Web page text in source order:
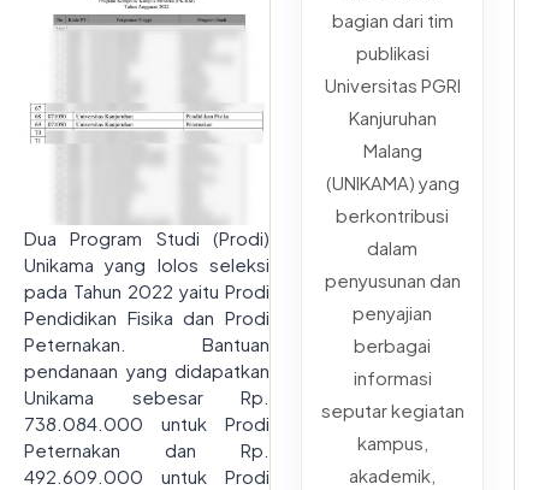
Dua Program Studi (Prodi)
Unikama yang lolos seleksi
pada Tahun 2022 yaitu Prodi
Pendidikan Fisika dan Prodi
Peternakan. Bantuan
pendanaan yang didapatkan
Unikama sebesar Rp.
738.084.000 untuk Prodi
Peternakan dan Rp.
492.609.000 untuk Prodi
bagian dari tim
publikasi
Universitas PGRI
Kanjuruhan
Malang
(UNIKAMA) yang
berkontribusi
dalam
penyusunan dan
penyajian
berbagai
informasi
seputar kegiatan
kampus,
akademik,